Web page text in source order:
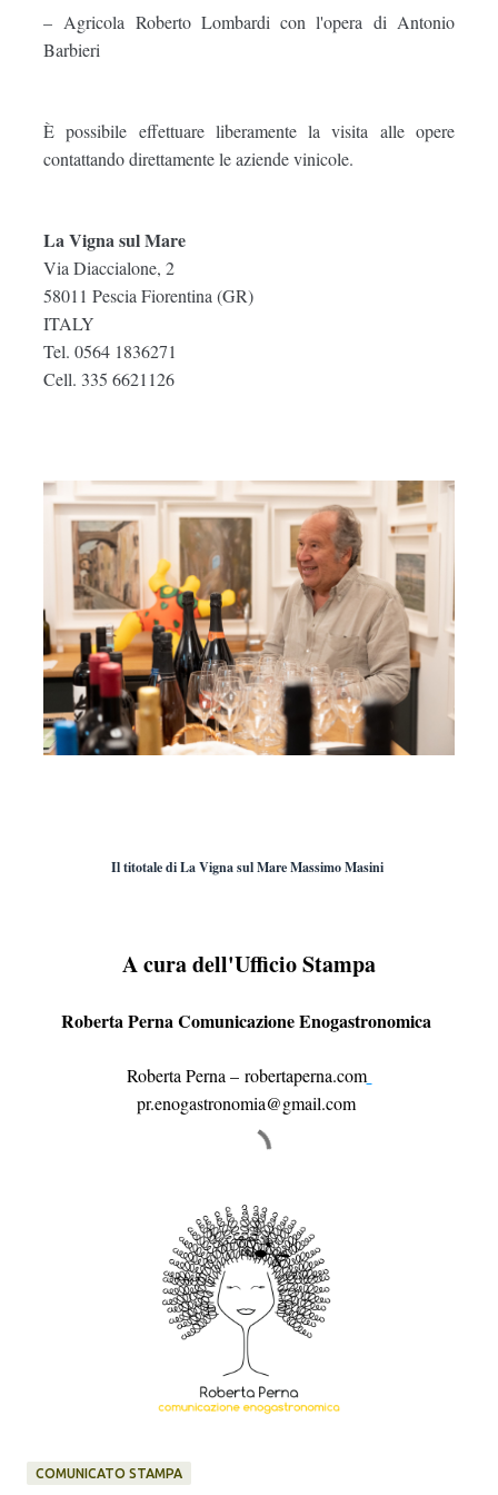
– Agricola Roberto Lombardi con l'opera di Antonio
Barbieri
È possibile effettuare liberamente la visita alle opere
contattando direttamente le aziende vinicole.
La Vigna sul Mare
Via Diaccialone, 2
58011 Pescia Fiorentina (GR)
ITALY
Tel. 0564 1836271
Cell. 335 6621126
Il titotale di La Vigna sul Mare Massimo Masini
A cura dell'Ufficio Stampa
Roberta Perna Comunicazione Enogastronomica
Roberta Perna – robertaperna.com
pr.enogastronomia@gmail.com
COMUNICATO STAMPA